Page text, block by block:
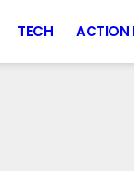
TECH ACTION